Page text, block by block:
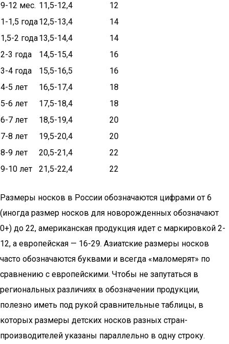
9-12 мес. 11,5-12,4
12
1-1,5 года12,5-13,4
14
1,5-2 года13,5-14,4
14
2-3 года
14,5-15,4
16
3-4 года
15,5-16,5
16
4-5 лет
16,5-17,4
18
5-6 лет
17,5-18,4
18
6-7 лет
18,5-19,4
20
7-8 лет
19,5-20,4
20
8-9 лет
20,5-21,4
22
9-10 лет
21,5-22,4 22
Размеры носков в России обозначаются цифрами от 6
(иногда размер носков для новорожденных обозначают
0+) до 22, американская продукция идет с маркировкой 2-
12, а европейская — 16-29. Азиатские размеры носков
часто обозначаются буквами и всегда «маломерят» по
сравнению с европейскими. Чтобы не запутаться в
региональных различиях в обозначении продукции,
полезно иметь под рукой сравнительные таблицы, в
которых размеры детских носков разных стран-
производителей указаны параллельно в одну строку.